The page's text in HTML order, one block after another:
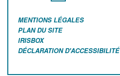
MENTIONS LÉGALES
PLAN DU SITE
IRISBOX
DÉCLARATION D'ACCESSIBILITÉ